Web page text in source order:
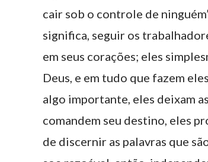
cair sob o controle de
significa, seguir os
em seus corações; eles
Deus, e em tudo que fazem
algo importante, eles deixam
comandem seu destino, eles
de discernir as palavras que